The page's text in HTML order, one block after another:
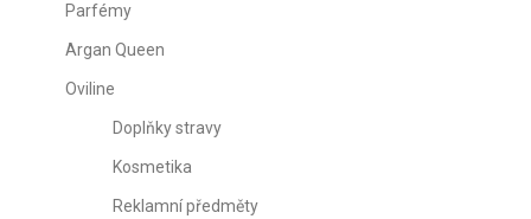
Parfémy
Argan Queen
Oviline
Doplňky stravy
Kosmetika
Reklamní předměty